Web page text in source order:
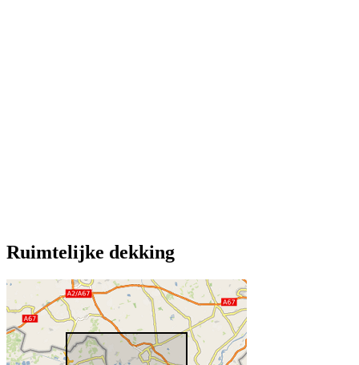
Ruimtelijke dekking